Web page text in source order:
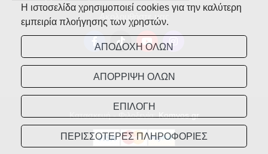
Ακολουθήστε μας
Κατασκευή - Φιλοξενία:Komvos.gr
Η ιστοσελίδα χρησιμοποιεί cookies για την καλύτερη
εμπειρία πλοήγησης των χρηστών.
ΑΠΟΔΟΧΗ ΟΛΩΝ
ΑΠΟΡΡΙΨΗ ΟΛΩΝ
ΕΠΙΛΟΓΗ
ΠΕΡΙΣΣΟΤΕΡΕΣ ΠΛΗΡΟΦΟΡΙΕΣ